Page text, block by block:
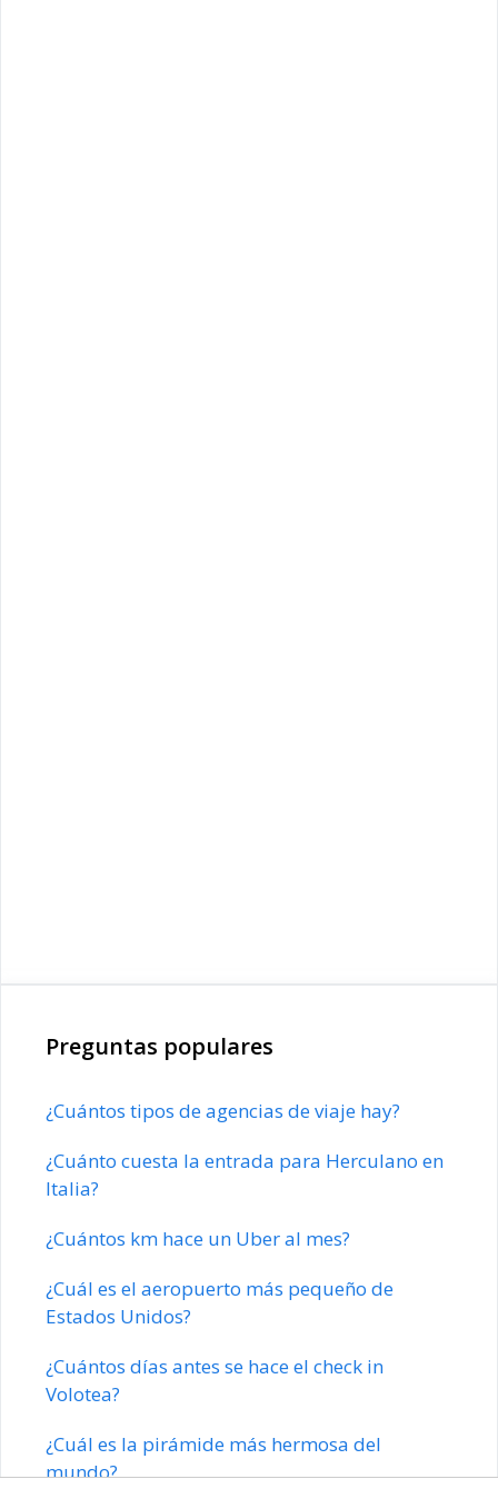
Preguntas populares
¿Cuántos tipos de agencias de viaje hay?
¿Cuánto cuesta la entrada para Herculano en
Italia?
¿Cuántos km hace un Uber al mes?
¿Cuál es el aeropuerto más pequeño de
Estados Unidos?
¿Cuántos días antes se hace el check in
Volotea?
¿Cuál es la pirámide más hermosa del
mundo?